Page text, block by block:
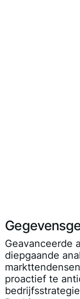
Geavanceerde
diepgaande
proactief te